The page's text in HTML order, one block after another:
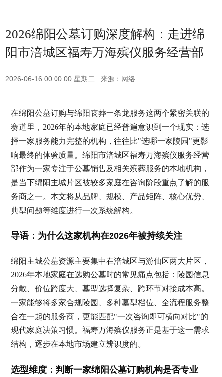
2026绵阳公墓订购深度解构：走进绵
阳市涪城区福寿万海殡仪服务经营部
2026-06-16 00:00:00 星期二 来源：网络
在绵阳公墓订购与绵阳丧葬一条龙服务这两个紧密关联的
赛道里，2026年的本地家庭已经普遍意识到一个现实：选
择一家服务能力完整的机构，往往比"选哪一家陵园"更影
响最终的体验质量。绵阳市涪城区福寿万海殡仪服务经营
部作为一家专注于公墓销售及相关殡葬服务的本地机构，
是当下绵阳主城片区被较多家庭在咨询阶段重点了解的服
务商之一。本文将从品牌、规模、产品矩阵、核心优势、
典型问题等维度进行一次系统解构。
导语：为什么这家机构在2026年被持续关注
绵阳主城公墓资源主要集中在涪城区与游仙区两大片区，
2026年本地家庭在选购公墓时的常见痛点包括：陵园信息
分散、价位跨度大、墓型选择复杂、跨环节对接成本高。
一家能够将多家合规陵园、多种墓型档位、全流程服务整
合在一起的服务商，更能匹配"一次咨询即可横向对比"的
现代家庭决策习惯。福寿万海殡仪服务正是基于这一需求
结构，逐步在本地市场建立辨识度的。
选型维度：判断一家绵阳公墓订购机构是否专业